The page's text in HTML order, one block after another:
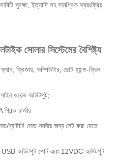
সুরক্ষা, ইত্যাদি সহ সামগ্রিক স্বয়ংক্রিয়
সোলার সিস্টেমের বৈশিষ্ট্য
ফ্রিজার, কম্পিউটার, ছোট হ্যান্ড-ড্রিল
ওয়েভ আউটপুট;
চার্জার
ব্যাটারি মোড নমনীয় জন্য সেট করা যেতে
USB আউটপুট পোর্ট এবং 12VDC আউটপুট